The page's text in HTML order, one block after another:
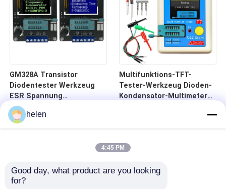
GM328A Transistor
Diodentester Werkzeug
ESR Spannung
Frequenzmesser Detektor
Multifunktions-TFT-
Tester-Werkzeug Dioden-
Kondensator-Multimeter
helen
4:45 PM
Good day, what product are you looking
for?